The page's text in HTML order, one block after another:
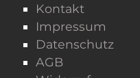
Kontakt
Impressum
Datenschutz
AGB